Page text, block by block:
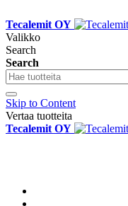
Tecalemit OY
Valikko
Search
Search
Skip to Content
Vertaa tuotteita
Tecalemit OY